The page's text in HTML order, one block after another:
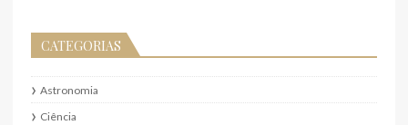
CATEGORIAS
Astronomia
Ciência